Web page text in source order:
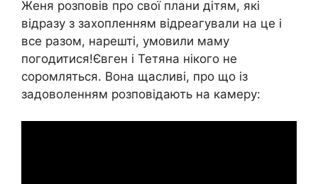
Женя розповів про свої плани дітям, які
відразу з захопленням відреагували на це і
все разом, нарешті, умовили маму
погодитися!Євген і Тетяна нікого не
соромляться. Вона щасливі, про що із
задоволенням розповідають на камеру: